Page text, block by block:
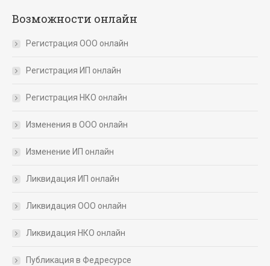
Возможности онлайн
Регистрация ООО онлайн
Регистрация ИП онлайн
Регистрация НКО онлайн
Изменения в ООО онлайн
Изменение ИП онлайн
Ликвидация ИП онлайн
Ликвидация ООО онлайн
Ликвидация НКО онлайн
Публикация в Федресурсе